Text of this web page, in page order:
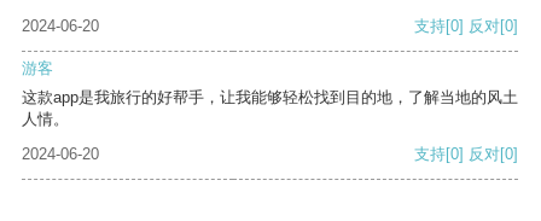
2024-06-20 支持[0] 反对[0]
游客
这款app是我旅行的好帮手，让我能够轻松找到目的地，了解当地的风土
人情。
2024-06-20
支持[0] 反对[0]